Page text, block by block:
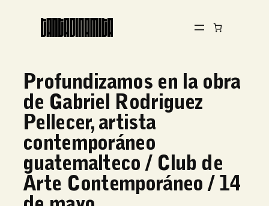
Profundizamos en la obra
de Gabriel Rodriguez
Pellecer, artista
contemporáneo
guatemalteco / Club de
Arte Contemporáneo / 14